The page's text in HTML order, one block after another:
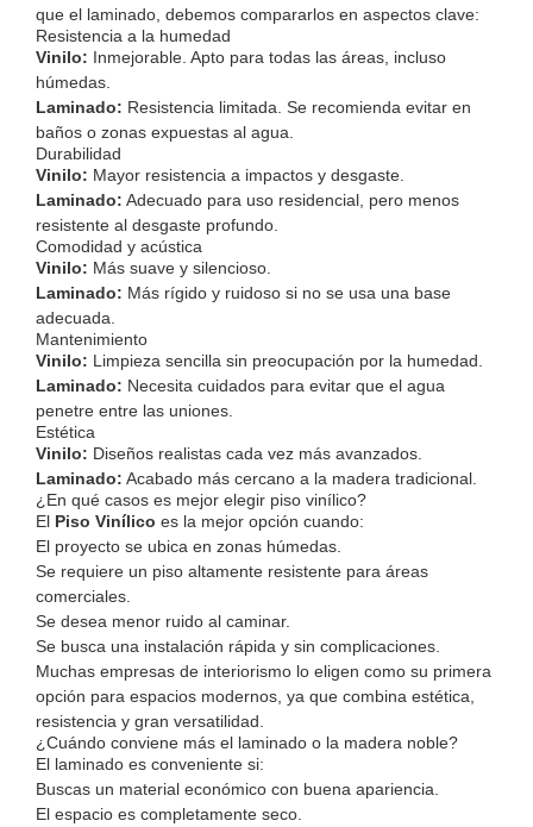
que el laminado, debemos compararlos en aspectos clave:
Resistencia a la humedad
Vinilo: Inmejorable. Apto para todas las áreas, incluso
húmedas.
Laminado: Resistencia limitada. Se recomienda evitar en
baños o zonas expuestas al agua.
Durabilidad
Vinilo: Mayor resistencia a impactos y desgaste.
Laminado: Adecuado para uso residencial, pero menos
resistente al desgaste profundo.
Comodidad y acústica
Vinilo: Más suave y silencioso.
Laminado: Más rígido y ruidoso si no se usa una base
adecuada.
Mantenimiento
Vinilo: Limpieza sencilla sin preocupación por la humedad.
Laminado: Necesita cuidados para evitar que el agua
penetre entre las uniones.
Estética
Vinilo: Diseños realistas cada vez más avanzados.
Laminado: Acabado más cercano a la madera tradicional.
¿En qué casos es mejor elegir piso vinílico?
El Piso Vinílico es la mejor opción cuando:
El proyecto se ubica en zonas húmedas.
Se requiere un piso altamente resistente para áreas
comerciales.
Se desea menor ruido al caminar.
Se busca una instalación rápida y sin complicaciones.
Muchas empresas de interiorismo lo eligen como su primera
opción para espacios modernos, ya que combina estética,
resistencia y gran versatilidad.
¿Cuándo conviene más el laminado o la madera noble?
El laminado es conveniente si:
Buscas un material económico con buena apariencia.
El espacio es completamente seco.